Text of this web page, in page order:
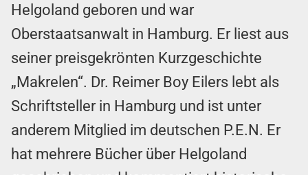
Helgoland geboren und war
Oberstaatsanwalt in Hamburg. Er liest aus
seiner preisgekrönten Kurzgeschichte
„Makrelen“. Dr. Reimer Boy Eilers lebt als
Schriftsteller in Hamburg und ist unter
anderem Mitglied im deutschen P.E.N. Er
hat mehrere Bücher über Helgoland